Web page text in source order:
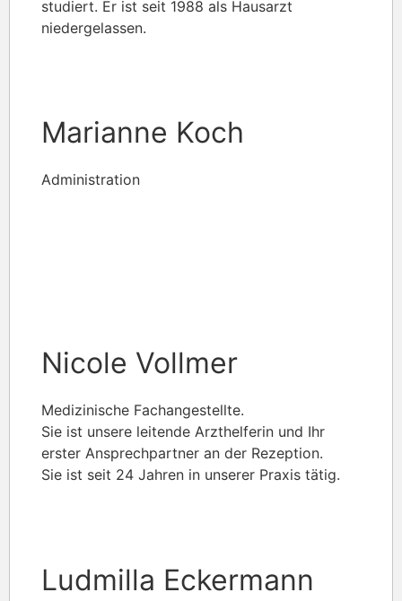
studiert. Er ist seit 1988 als Hausarzt
niedergelassen.
Marianne Koch
Administration
Nicole Vollmer
Medizinische Fachangestellte.
Sie ist unsere leitende Arzthelferin und Ihr
erster Ansprechpartner an der Rezeption.
Sie ist seit 24 Jahren in unserer Praxis tätig.
Ludmilla Eckermann